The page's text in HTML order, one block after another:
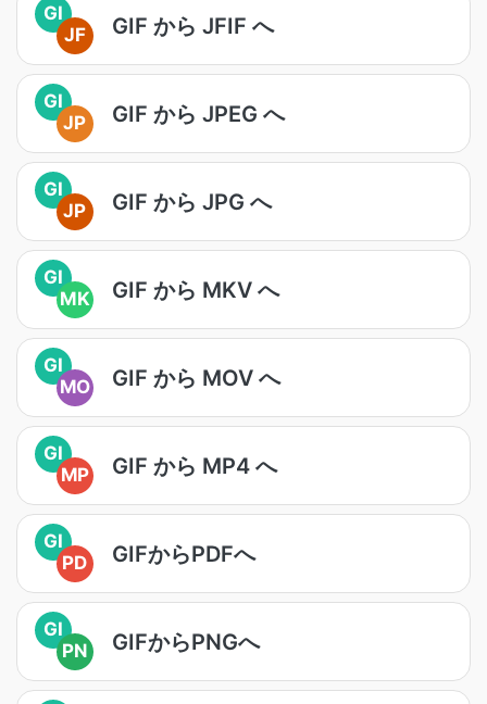
GI
JF
GIF から JFIF へ
GI
JP
GIF から JPEG へ
GI
JP
GIF から JPG へ
GI
MK
GIF から MKV へ
GI
MO
GIF から MOV へ
GI
MP
GIF から MP4 へ
GI
PD
GIFからPDFへ
GI
PN
GIFからPNGへ